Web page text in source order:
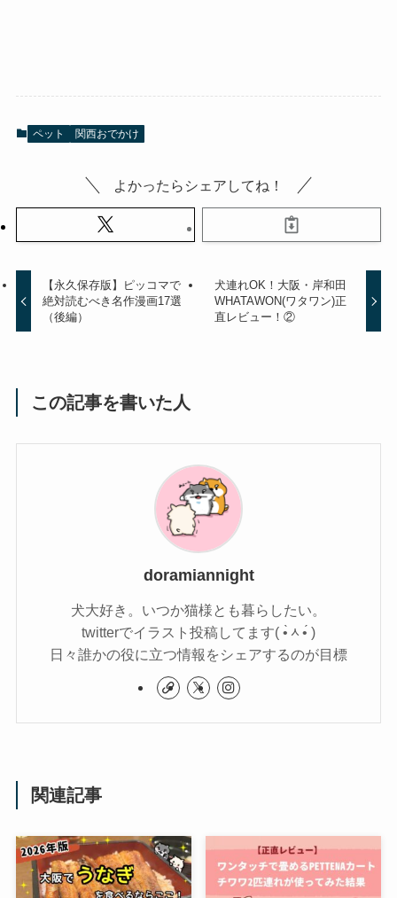
ペット 関西おでかけ
よかったらシェアしてね！
【永久保存版】ピッコマで
絶対読むべき名作漫画17選
（後編）
犬連れOK！大阪・岸和田
WHATAWON(ワタワン)正
直レビュー！②
この記事を書いた人
doramiannight
犬大好き。いつか猫様とも暮らしたい。
twitterでイラスト投稿してます( •̀ᆺ•́ )
日々誰かの役に立つ情報をシェアするのが目標
関連記事